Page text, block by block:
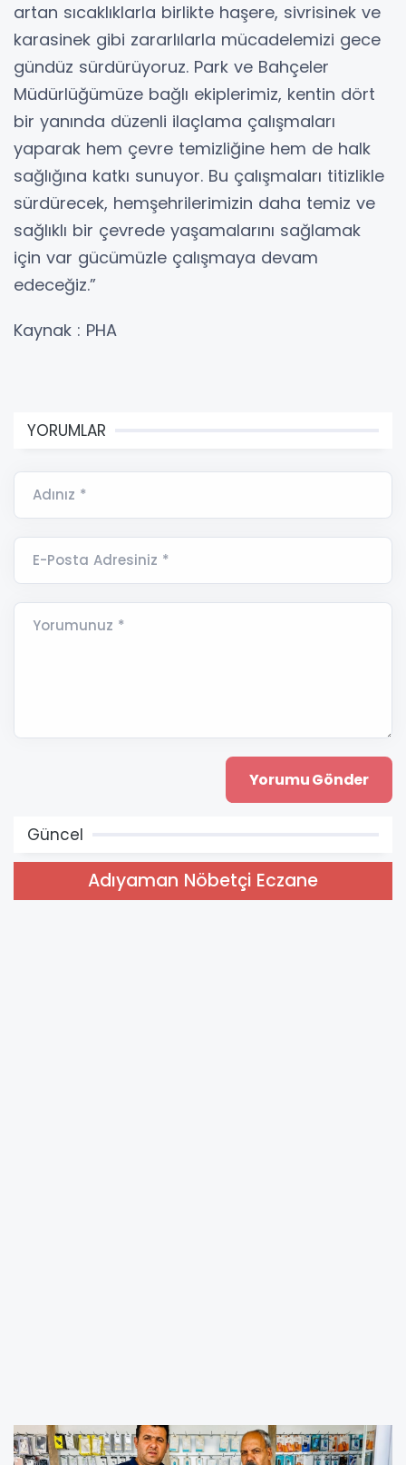
artan sıcaklıklarla birlikte haşere, sivrisinek ve
karasinek gibi zararlılarla mücadelemizi gece
gündüz sürdürüyoruz. Park ve Bahçeler
Müdürlüğümüze bağlı ekiplerimiz, kentin dört
bir yanında düzenli ilaçlama çalışmaları
yaparak hem çevre temizliğine hem de halk
sağlığına katkı sunuyor. Bu çalışmaları titizlikle
sürdürecek, hemşehrilerimizin daha temiz ve
sağlıklı bir çevrede yaşamalarını sağlamak
için var gücümüzle çalışmaya devam
edeceğiz.”
Kaynak : PHA
YORUMLAR
Adınız *
E-Posta Adresiniz *
Yorumunuz *
Güncel
Adıyaman Nöbetçi Eczane